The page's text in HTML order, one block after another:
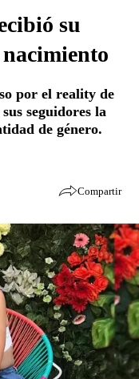
su
por el reality de
seguidores la
de género.
Compartir